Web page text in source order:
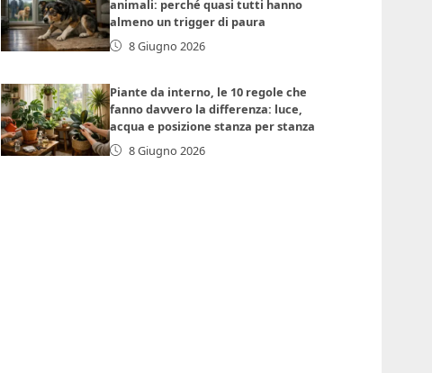
animali: perché quasi tutti hanno
almeno un trigger di paura
8 Giugno 2026
Piante da interno, le 10 regole che
fanno davvero la differenza: luce,
acqua e posizione stanza per stanza
8 Giugno 2026